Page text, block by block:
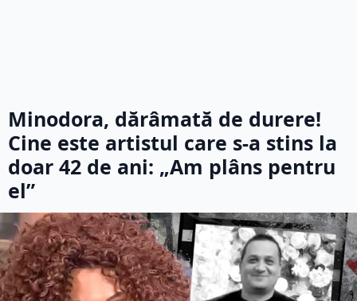
Minodora, dărâmată de durere!
Cine este artistul care s-a stins la
doar 42 de ani: „Am plâns pentru
el”